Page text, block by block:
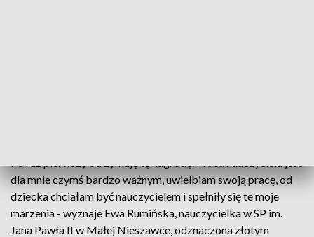
Po raz pierwszy otrzymuję tę nagrodę. Praca nauczyciela jest
dla mnie czymś bardzo ważnym, uwielbiam swoją pracę, od
dziecka chciałam być nauczycielem i spełniły się te moje
marzenia - wyznaje Ewa Rumińska, nauczycielka w SP im.
Jana Pawła II w Małej Nieszawce, odznaczona złotym